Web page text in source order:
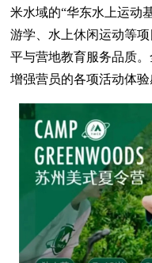
米水域的“华东水上运动
游学、水上休闲运动等
平与营地教育服务品质
增强营员的各项活动体验